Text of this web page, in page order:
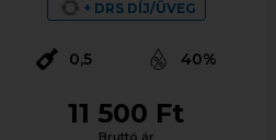
+ DRS DÍJ/ÜVEG
0,5 40%
11 500 Ft
Bruttó ár